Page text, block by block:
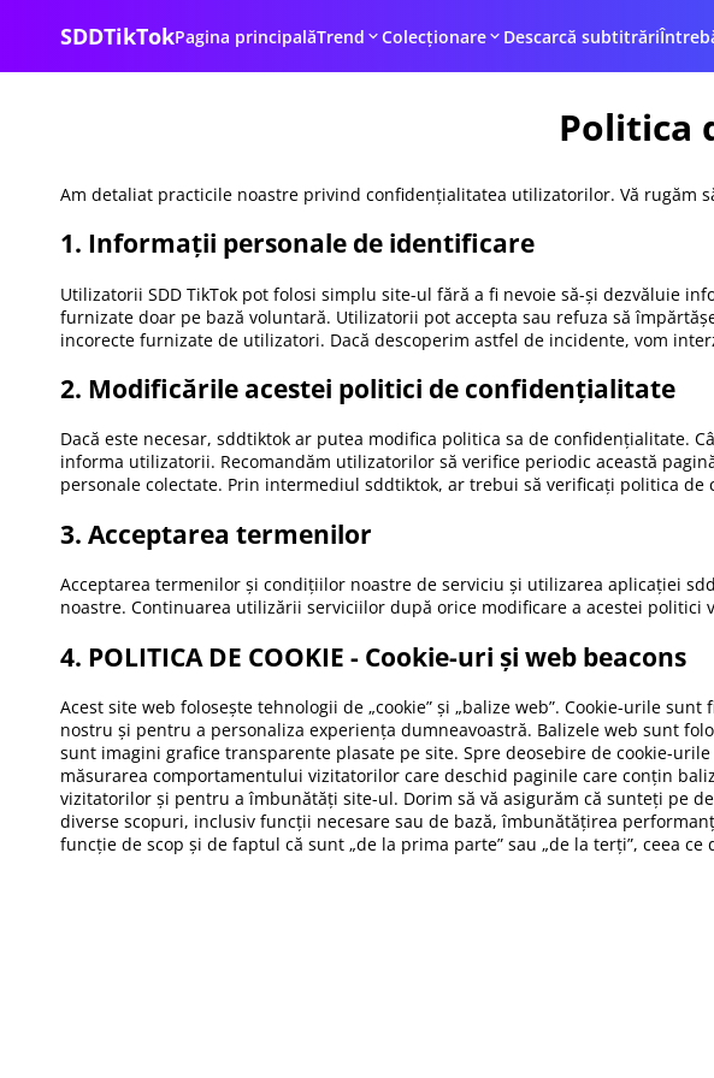
SDDTikTokPagina principalăTrend Colecționare Descarcă subtitrări
Politica
Am detaliat practicile noastre privind confidențialitatea utilizatorilor. Vă rugăm
1. Informații personale de identificare
Utilizatorii SDD TikTok pot folosi simplu site-ul fără a fi nevoie să-și dezvăluie
furnizate doar pe bază voluntară. Utilizatorii pot accepta sau refuza să
incorecte furnizate de utilizatori. Dacă descoperim astfel de incidente, vom
2. Modificările acestei politici de confidențialitate
Dacă este necesar, sddtiktok ar putea modifica politica sa de confidențialitate.
informa utilizatorii. Recomandăm utilizatorilor să verifice periodic această
personale colectate. Prin intermediul sddtiktok, ar trebui să verificați politica
3. Acceptarea termenilor
Acceptarea termenilor și condițiilor noastre de serviciu și utilizarea aplicației
noastre. Continuarea utilizării serviciilor după orice modificare a acestei politici
4. POLITICA DE COOKIE - Cookie-uri și web beacons
Acest site web folosește tehnologii de „cookie” și „balize web”. Cookie-urile
nostru și pentru a personaliza experiența dumneavoastră. Balizele web sunt
sunt imagini grafice transparente plasate pe site. Spre deosebire de cookie-
măsurarea comportamentului vizitatorilor care deschid paginile care conțin
vizitatorilor și pentru a îmbunătăți site-ul. Dorim să vă asigurăm că sunteți pe
diverse scopuri, inclusiv funcții necesare sau de bază, îmbunătățirea
funcție de scop și de faptul că sunt „de la prima parte” sau „de la terți”, ceea